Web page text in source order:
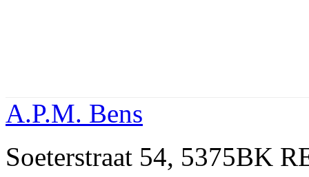
A.P.M. Bens
Soeterstraat 54, 5375BK